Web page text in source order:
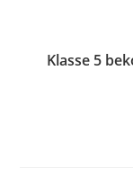
Klasse 5